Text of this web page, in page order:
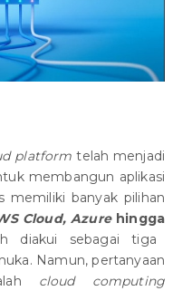
platform telah menjadi
membangun aplikasi
memiliki banyak pilihan
Cloud, Azure hingga
diakui sebagai tiga
Namun, pertanyaan
cloud computing